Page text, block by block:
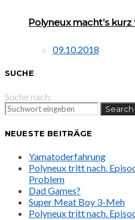
Polyneux macht’s
09.10.2018
SUCHE
Suche nach:
Search
NEUESTE BEITRÄGE
Yamatoderfahrung
Polyneux tritt nach.
Problem
Dad Games?
Super Meat Boy 3-Meh
Polyneux tritt nach.